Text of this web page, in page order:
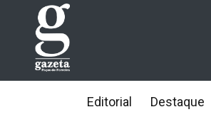
Editorial Destaque